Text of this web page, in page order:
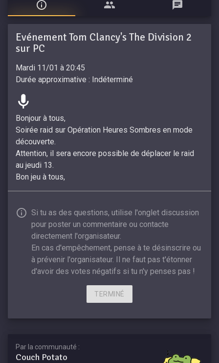
Evénement Tom Clancy's The Division 2
sur PC
Mardi 11/01 à 20:45
Durée approximative : Indéterminé
Bonjour à tous,
Soirée raid sur Opération Heures Sombres en mode
découverte.
Attention, il sera encore possible de déplacer le raid
au jeudi 13.
Bon jeu à tous,
Si tu as des questions, utilise l'onglet discussion
pour poster un commentaire ou contacte
directement l'organisateur.
En cas d'empêchement, pense à te désinscrire ou
à prévenir l'organisateur. Il ne faut pas t'étonner
d'avoir des votes négatifs si tu n'y penses pas !
TERMINÉ
Par la communauté :
Couch Potato